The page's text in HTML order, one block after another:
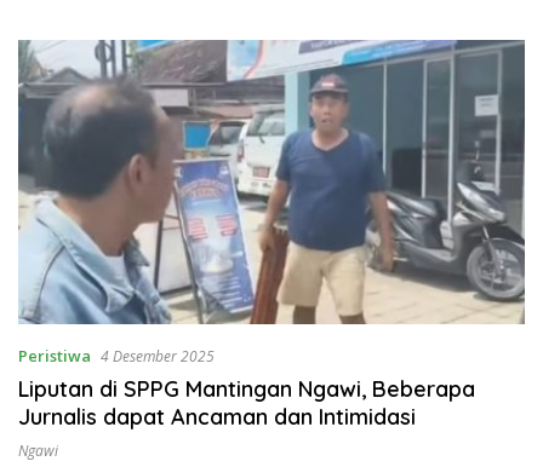
Peristiwa 4 Desember 2025
Liputan di SPPG Mantingan Ngawi, Beberapa
Jurnalis dapat Ancaman dan Intimidasi
Ngawi